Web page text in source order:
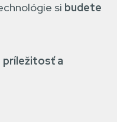
si budete
a